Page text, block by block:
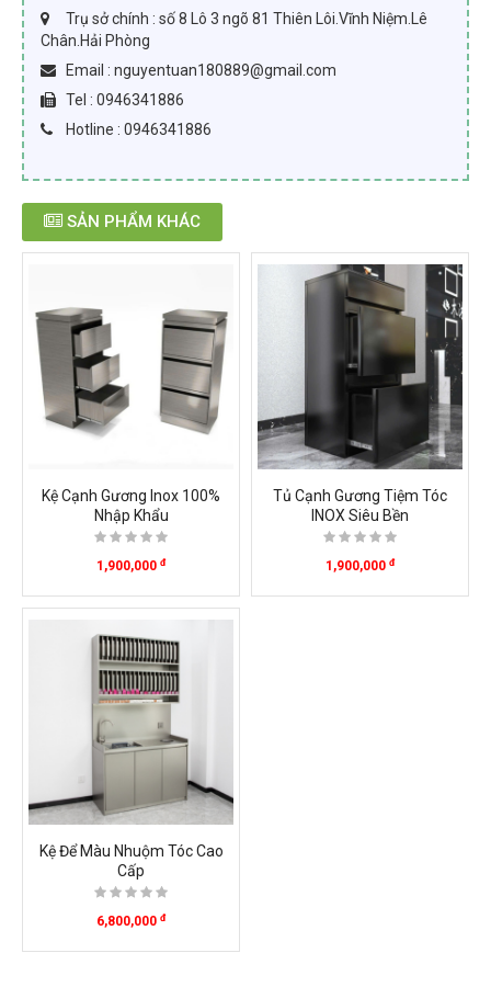
Trụ sở chính : số 8 Lô 3 ngõ 81 Thiên Lôi.Vĩnh Niệm.Lê
Chân.Hải Phòng
Email : nguyentuan180889@gmail.com
Tel : 0946341886
Hotline : 0946341886
SẢN PHẨM KHÁC
Kệ Cạnh Gương Inox 100%
Nhập Khẩu
1,900,000 đ
Tủ Cạnh Gương Tiệm Tóc
INOX Siêu Bền
1,900,000 đ
Kệ Để Màu Nhuộm Tóc Cao
Cấp
6,800,000 đ